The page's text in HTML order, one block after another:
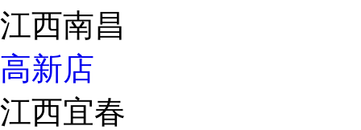
江西南昌
高新店
江西宜春